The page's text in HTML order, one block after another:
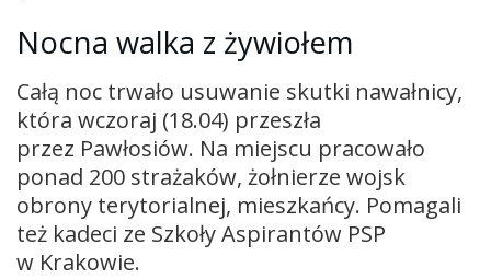
Nocna walka z żywiołem
Całą noc trwało usuwanie skutki nawałnicy,
która wczoraj (18.04) przeszła
przez Pawłosiów. Na miejscu pracowało
ponad 200 strażaków, żołnierze wojsk
obrony terytorialnej, mieszkańcy. Pomagali
też kadeci ze Szkoły Aspirantów PSP
w Krakowie.